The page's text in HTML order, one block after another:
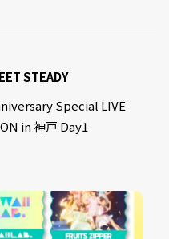
STEADY
Special LIVE
in 神戸 Day1